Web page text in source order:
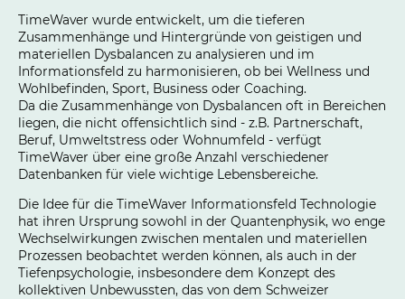
TimeWaver wurde entwickelt, um die tieferen
Zusammenhänge und Hintergründe von geistigen und
materiellen Dysbalancen zu analysieren und im
Informationsfeld zu harmonisieren, ob bei Wellness und
Wohlbefinden, Sport, Business oder Coaching.
Da die Zusammenhänge von Dysbalancen oft in Bereichen
liegen, die nicht offensichtlich sind - z.B. Partnerschaft,
Beruf, Umweltstress oder Wohnumfeld - verfügt
TimeWaver über eine große Anzahl verschiedener
Datenbanken für viele wichtige Lebensbereiche.
Die Idee für die TimeWaver Informationsfeld Technologie
hat ihren Ursprung sowohl in der Quantenphysik, wo enge
Wechselwirkungen zwischen mentalen und materiellen
Prozessen beobachtet werden können, als auch in der
Tiefenpsychologie, insbesondere dem Konzept des
kollektiven Unbewussten, das von dem Schweizer